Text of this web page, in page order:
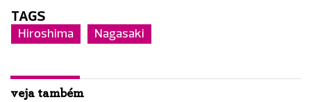
TAGS
Hiroshima Nagasaki
veja também